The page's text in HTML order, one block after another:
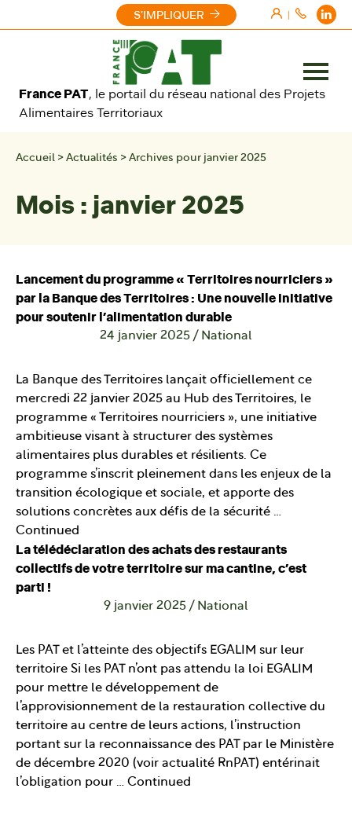
|
France PAT, le portail du réseau national des Projets
Alimentaires Territoriaux
S'IMPLIQUER
Ouvrir
le
Accueil > Actualités > Archives pour janvier 2025
Mois : janvier 2025
Lancement du programme « Territoires nourriciers »
par la Banque des Territoires : Une nouvelle initiative
pour soutenir l’alimentation durable
24 janvier 2025 / National
La Banque des Territoires lançait officiellement ce
mercredi 22 janvier 2025 au Hub des Territoires, le
programme « Territoires nourriciers », une initiative
ambitieuse visant à structurer des systèmes
alimentaires plus durables et résilients. Ce
programme s’inscrit pleinement dans les enjeux de la
transition écologique et sociale, et apporte des
solutions concrètes aux défis de la sécurité …
Continued
La télédéclaration des achats des restaurants
collectifs de votre territoire sur ma cantine, c’est
parti !
9 janvier 2025 / National
Les PAT et l’atteinte des objectifs EGALIM sur leur
territoire Si les PAT n’ont pas attendu la loi EGALIM
pour mettre le développement de
l’approvisionnement de la restauration collective du
territoire au centre de leurs actions, l’instruction
portant sur la reconnaissance des PAT par le Ministère
de décembre 2020 (voir actualité RnPAT) entérinait
l’obligation pour … Continued